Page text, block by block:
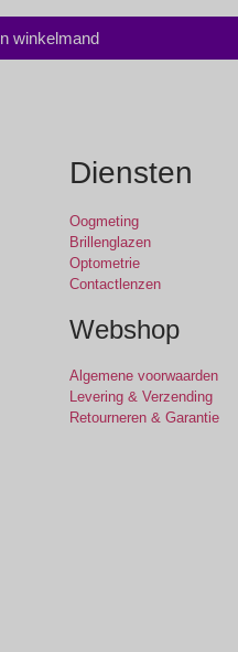
In winkelmand
Diensten
Oogmeting
Brillenglazen
Optometrie
Contactlenzen
Webshop
Algemene voorwaarden
Levering & Verzending
Retourneren & Garantie